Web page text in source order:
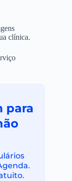
clínica.
para